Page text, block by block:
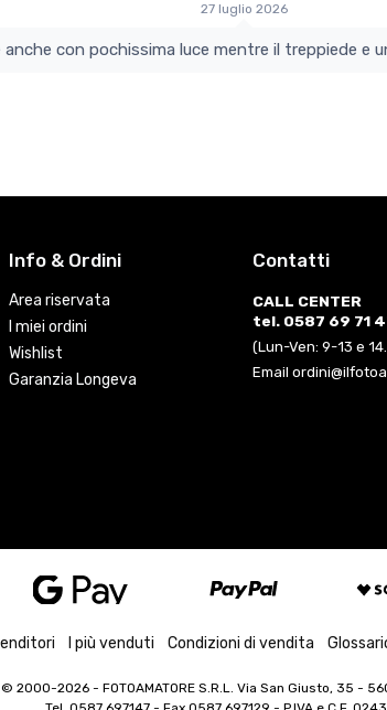
27 luglio 2026
e perfetto si vede anche con pochissima luce mentre il
Info & Ordini
Area riservata
I miei ordini
Wishlist
Garanzia Longeva
Contatti
CALL CENTER
tel. 0587 69 71
(Lun-Ven: 9-13 e
Email
I più venduti Condizioni di vendita
© 2000-2026 - FOTOAMATORE S.R.L. Via San Giusto, 35 -